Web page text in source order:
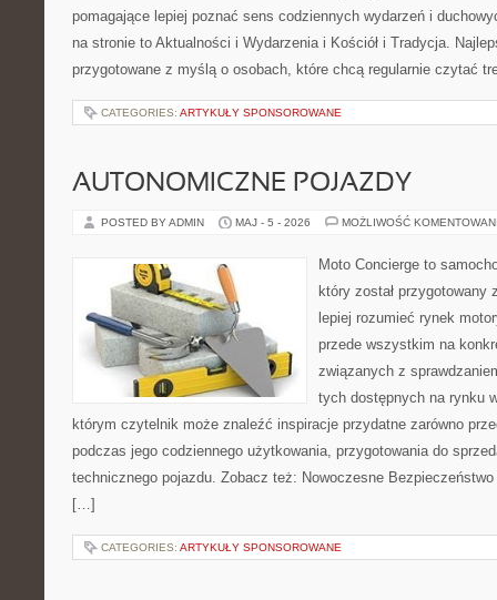
pomagające lepiej poznać sens codziennych wydarzeń i
na stronie to Aktualności i Wydarzenia i Kościół i Tradycja.
przygotowane z myślą o osobach, które chcą regularnie czytać
CATEGORIES: ARTYKUŁY SPONSOROWANE
AUTONOMICZNE POJAZDY
POSTED BY ADMIN MAJ - 5 - 2026 MOŻLIWOŚĆ
Moto Concierge to
który został
lepiej rozumieć rynek
przede wszystkim na
związanych z
tych dostępnych na rynku
którym czytelnik może znaleźć inspiracje przydatne zarówno
podczas jego codziennego użytkowania, przygotowania do
technicznego pojazdu. Zobacz też: Nowoczesne
[…]
CATEGORIES: ARTYKUŁY SPONSOROWANE